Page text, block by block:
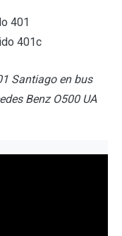
401
401c
Santiago en bus
Benz O500 UA